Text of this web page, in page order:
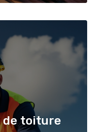
de toiture